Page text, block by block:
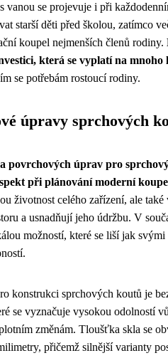
vanou se projevuje i při
starší děti před školou, zatímco
koupel nejmenších členů rodiny.
která se vyplatí na mnoho
se potřebám rostoucí rodiny.
úpravy sprchových
povrchových úprav pro
při plánování moderní
životnost celého zařízení, ale také
a usnadňují jeho údržbu. V
možností, které se liší jak
konstrukci sprchových koutů je
se vyznačuje vysokou odolností
změnám. Tloušťka skla se
přičemž silnější varianty